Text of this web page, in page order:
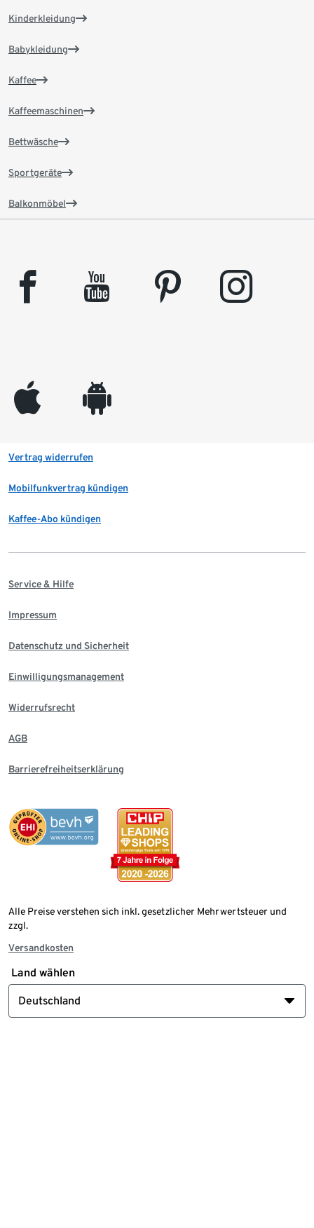
Kinderkleidung
Babykleidung
Kaffee
Kaffeemaschinen
Bettwäsche
Sportgeräte
Balkonmöbel
facebook youtube pinterest instagram
appleinc android
Vertrag widerrufen
Mobilfunkvertrag kündigen
Kaffee-Abo kündigen
Service & Hilfe
Impressum
Datenschutz und Sicherheit
Einwilligungsmanagement
Widerrufsrecht
AGB
Barrierefreiheitserklärung
Alle Preise verstehen sich inkl. gesetzlicher Mehrwertsteuer und
zzgl.
Versandkosten
Land wählen
Deutschland